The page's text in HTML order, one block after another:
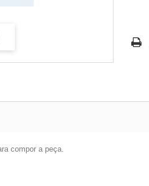
compor a peça.